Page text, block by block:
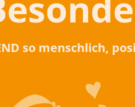
so menschlich,